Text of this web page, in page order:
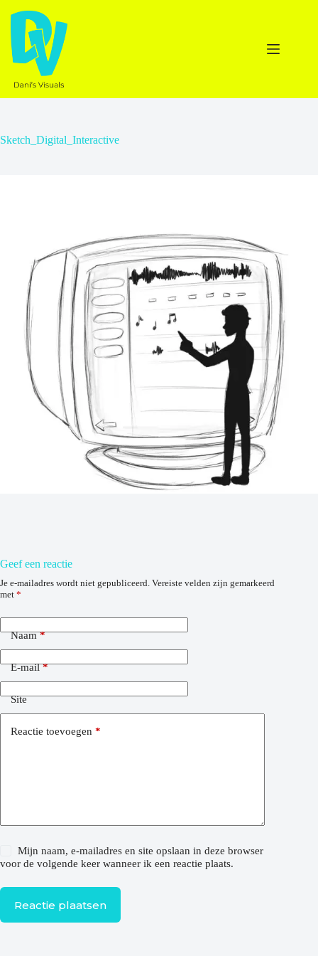
naar
inhoud
Sketch_Digital_Interactive
Geef een reactie
Je e-mailadres wordt niet gepubliceerd. Vereiste velden zijn gemarkeerd
met *
Naam*
E-mail*
Site
Reactie toevoegen *
Mijn naam, e-mailadres en site opslaan in deze browser
voor de volgende keer wanneer ik een reactie plaats.
Reactie plaatsen